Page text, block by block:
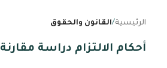
الرئيسية القانون والحقوق
أحكام الالتزام دراسة مقارنة